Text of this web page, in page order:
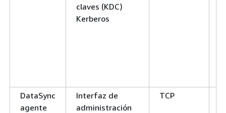
claves (KDC)
Kerberos
DataSync
agente
Interfaz de
administración
TCP